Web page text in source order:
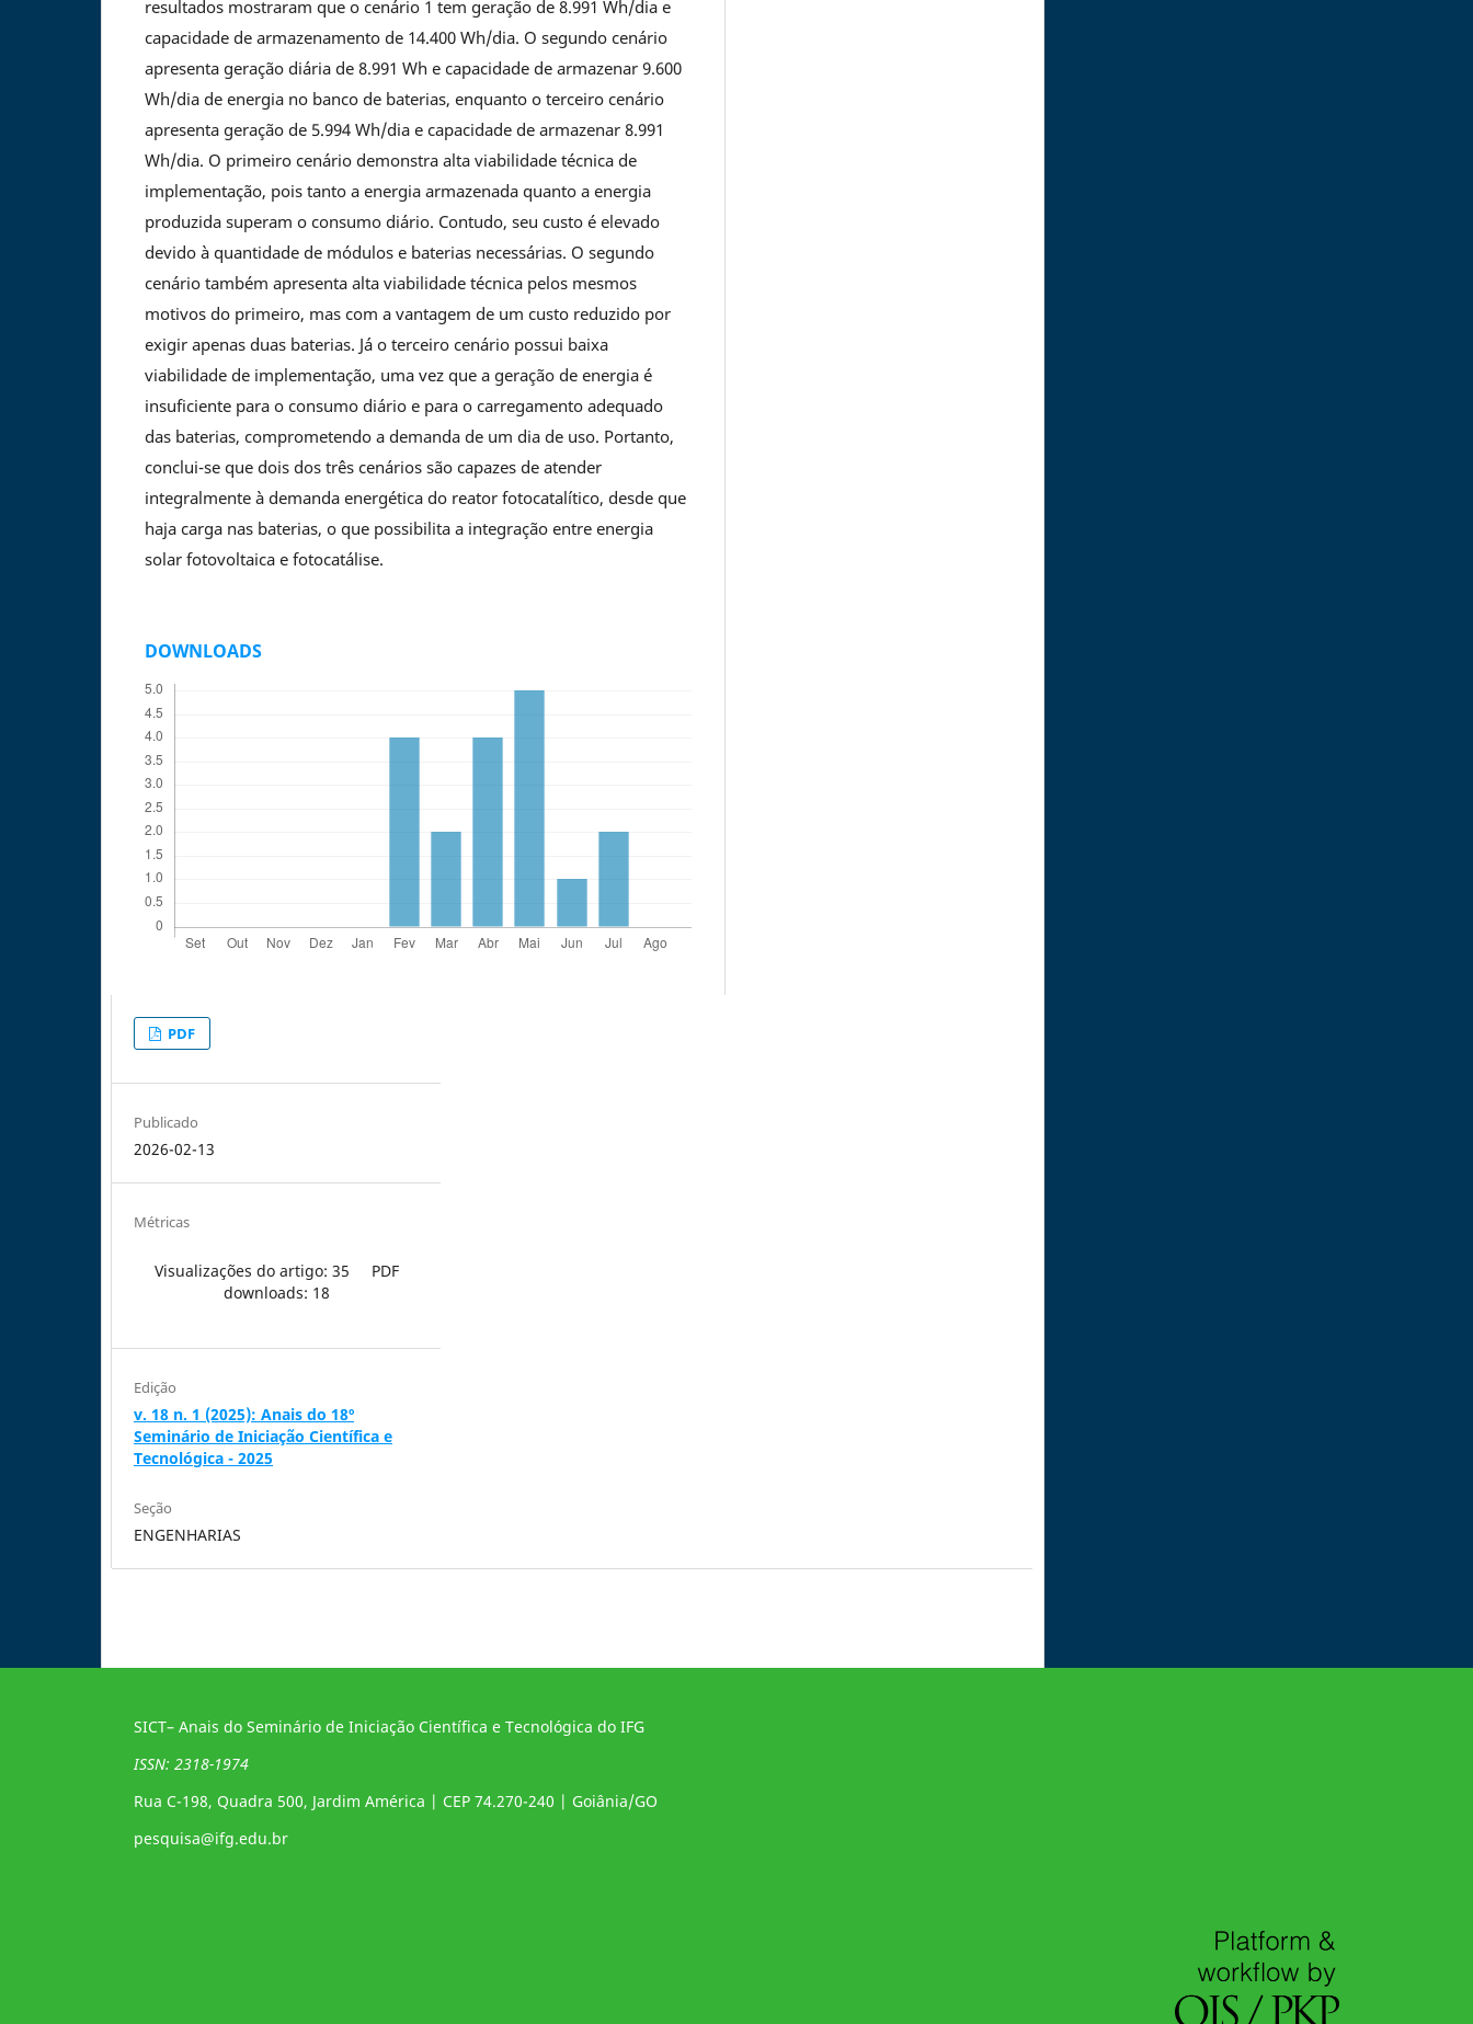
resultados mostraram que o cenário 1 tem geração de 8.991 Wh/dia e
capacidade de armazenamento de 14.400 Wh/dia. O segundo cenário
apresenta geração diária de 8.991 Wh e capacidade de armazenar 9.600
Wh/dia de energia no banco de baterias, enquanto o terceiro cenário
apresenta geração de 5.994 Wh/dia e capacidade de armazenar 8.991
Wh/dia. O primeiro cenário demonstra alta viabilidade técnica de
implementação, pois tanto a energia armazenada quanto a energia
produzida superam o consumo diário. Contudo, seu custo é elevado
devido à quantidade de módulos e baterias necessárias. O segundo
cenário também apresenta alta viabilidade técnica pelos mesmos
motivos do primeiro, mas com a vantagem de um custo reduzido por
exigir apenas duas baterias. Já o terceiro cenário possui baixa
viabilidade de implementação, uma vez que a geração de energia é
insuficiente para o consumo diário e para o carregamento adequado
das baterias, comprometendo a demanda de um dia de uso. Portanto,
conclui-se que dois dos três cenários são capazes de atender
integralmente à demanda energética do reator fotocatalítico, desde que
haja carga nas baterias, o que possibilita a integração entre energia
solar fotovoltaica e fotocatálise.
DOWNLOADS
PDF
Publicado
2026-02-13
Métricas
Visualizações do artigo: 35
PDF
downloads: 18
Edição
v. 18 n. 1 (2025): Anais do 18º
Seminário de Iniciação Científica e
Tecnológica - 2025
Seção
ENGENHARIAS
SICT– Anais do Seminário de Iniciação Científica e Tecnológica do IFG
ISSN: 2318-1974
Rua C-198, Quadra 500, Jardim América | CEP 74.270-240 | Goiânia/GO
pesquisa@ifg.edu.br